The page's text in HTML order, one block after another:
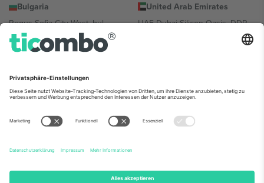
Bulgaria
Regus Sofia City West, bul
Totleben 53-55, 1606 Sofia,
Bulgaria
United Arab Emirates
UAE Dubai Silicon Oasis, DDP
Building A1, Office 302, Dubai,
Mexico
Av Chapultepec 360, Roma
Norte, Cuauhtémoc, 06700
Ciudad de México, CDMX,
Mexico
Die juristische Person des Plattformanbieters kann je nach
Informationen finden Sie auf der jeweiligen Veranstaltungsseite, im